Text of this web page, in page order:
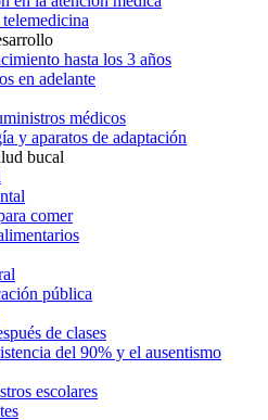
hasta los 3 años
en adelante
médicos
y aparatos de adaptación
bucal
comer
pública
de clases
del 90% y el ausentismo
escolares